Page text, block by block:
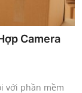
Camera
với phần mềm